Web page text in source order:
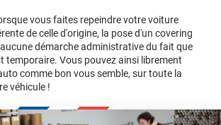
vous faites repeindre votre voiture
de celle d'origine, la pose d'un covering
démarche administrative du fait que
temporaire. Vous pouvez ainsi librement
comme bon vous semble, sur toute la
véhicule !
résultat par 3.
conseillers
s'enlever à tout moment
moins cher
calculateur